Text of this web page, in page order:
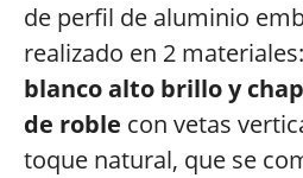
de perfil de aluminio
realizado en 2 materiales:
blanco alto brillo y
de roble con vetas
toque natural, que se